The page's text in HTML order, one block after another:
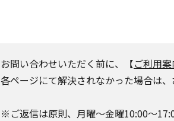
お問い合わせいただく前に、【ご利用案
各ページにて解決されなかった場合は
※ご返信は原則、月曜～金曜10:00～